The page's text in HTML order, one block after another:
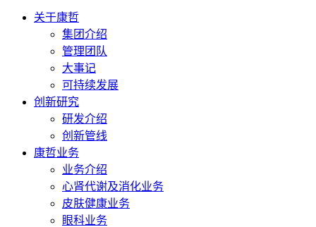
关于康哲
集团介绍
管理团队
大事记
可持续发展
创新研究
研发介绍
创新管线
康哲业务
业务介绍
心肾代谢及消化业务
皮肤健康业务
眼科业务